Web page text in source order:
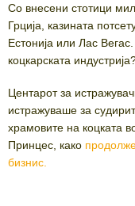
Со внесени стотици
Грција, казината
Естонија или Лас
коцкарската
Центарот за
истражуваше за
храмовите на коцката
Принцес, како
бизнис.